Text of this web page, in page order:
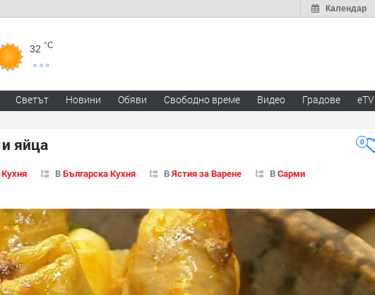
Календар
32 °C
Светът Новини Обяви Свободно време Видео Градове eTV
яйца 0
ВБългарска Кухня ВЯстия за Варене ВСарми